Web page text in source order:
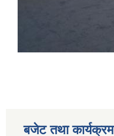
बजेट तथा कार्यक्रम